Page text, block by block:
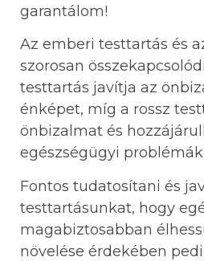
garantálom!
Az emberi testtartás és
szorosan
testtartás javítja az
énképet, míg a rossz
önbizalmat és
egészségügyi
Fontos tudatosítani és
testtartásunkat, hogy
magabiztosabban
növelése érdekében